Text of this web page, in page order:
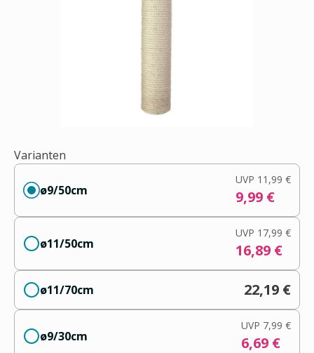
Varianten
ø9/50cm
UVP 11,99 €
9,99 €
ø11/50cm
UVP 17,99 €
16,89 €
ø11/70cm 22,19 €
ø9/30cm
UVP 7,99 €
6,69 €